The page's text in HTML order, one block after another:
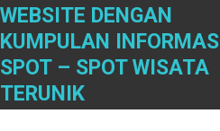
S
i
p
t
o
WEBSITE DENGAN
KUMPULAN INFORMASI
SPOT – SPOT WISATA
TERUNIK